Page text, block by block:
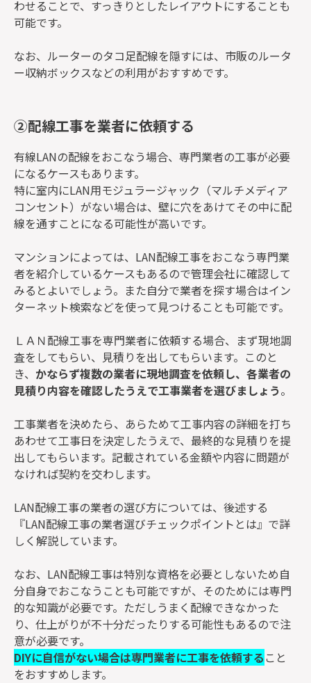
わせることで、すっきりとしたレイアウトにすることも
可能です。
なお、ルーターのタコ足配線を隠すには、市販のルータ
ー収納ボックスなどの利用がおすすめです。
②配線工事を業者に依頼する
有線LANの配線をおこなう場合、専門業者の工事が必要
になるケースもあります。
特に室内にLAN用モジュラージャック（マルチメディア
コンセント）がない場合は、壁に穴をあけてその中に配
線を通すことになる可能性が高いです。
マンションによっては、LAN配線工事をおこなう専門業
者を紹介しているケースもあるので管理会社に確認して
みるとよいでしょう。また自分で業者を探す場合はイン
ターネット検索などを使って見つけることも可能です。
ＬＡＮ配線工事を専門業者に依頼する場合、まず現地調
査をしてもらい、見積りを出してもらいます。このと
き、 かならず複数の業者に現地調査を依頼し、各業者の
見積り内容を確認したうえで工事業者を選びましょう。
工事業者を決めたら、あらためて工事内容の詳細を打ち
あわせて工事日を決定したうえで、最終的な見積りを提
出してもらいます。記載されている金額や内容に問題が
なければ契約を交わします。
LAN配線工事の業者の選び方については、後述する
『LAN配線工事の業者選びチェックポイントとは』で詳
しく解説しています。
なお、LAN配線工事は特別な資格を必要としないため自
分自身でおこなうことも可能ですが、そのためには専門
的な知識が必要です。ただしうまく配線できなかった
り、仕上がりが不十分だったりする可能性もあるので注
意が必要です。
DIYに自信がない場合は専門業者に工事を依頼する こと
をおすすめします。